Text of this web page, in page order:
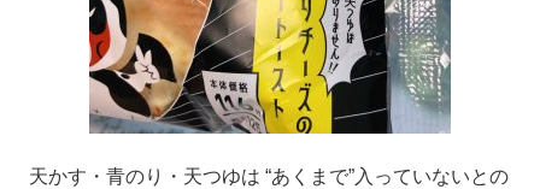
天かす・青のり・天つゆは “あくまで”入っていないとの